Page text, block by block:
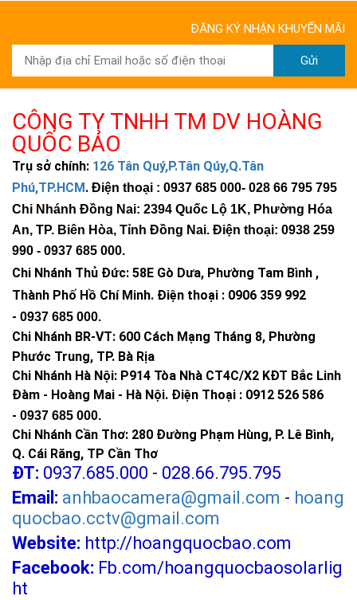
ĐĂNG KÝ NHẬN KHUYẾN MÃI
Gửi
CÔNG TY TNHH TM DV HOÀNG
QUỐC BẢO
Trụ sở chính: 126 Tân Quý,P.Tân Qúy,Q.Tân
Phú,TP.HCM . Điện thoại : 0937 685 000- 028 66 795 795
Chi Nhánh Đồng Nai: 2394 Quốc Lộ 1K, Phường Hóa
An, TP. Biên Hòa, Tỉnh Đồng Nai. Điện thoại: 0938 259
990 - 0937 685 000.
Chi Nhánh Thủ Đức: 58E Gò Dưa, Phường Tam Bình ,
Thành Phố Hồ Chí Minh. Điện thoại : 0906 359 992
- 0937 685 000.
Chi Nhánh BR-VT: 600 Cách Mạng Tháng 8, Phường
Phước Trung, TP. Bà Rịa
Chi Nhánh Hà Nội: P914 Tòa Nhà CT4C/X2 KĐT Bắc Linh
Đàm - Hoàng Mai - Hà Nội. Điện Thoại : 0912 526 586
- 0937 685 000.
Chi Nhánh Cần Thơ: 280 Đường Phạm Hùng, P. Lê Bình,
Q. Cái Răng, TP Cần Thơ
ĐT: 0937.685.000 - 028.66.795.795
Email: anhbaocamera@gmail.com - hoang
quocbao.cctv@gmail.com
Website: http://hoangquocbao.com
Facebook: Fb.com/hoangquocbaosolarlig
ht